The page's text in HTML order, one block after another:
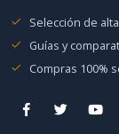
Selección de
Guías y
Compras 100%